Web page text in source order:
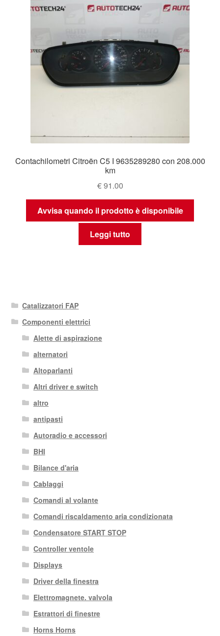
Contachilometri Citroën C5 I 9635289280 con 208.000
km
€91.00
Avvisa quando il prodotto è disponibile
Leggi tutto
Catalizzatori FAP
Componenti elettrici
Alette di aspirazione
alternatori
Altoparlanti
Altri driver e switch
altro
antipasti
Autoradio e accessori
BHI
Bilance d'aria
Cablaggi
Comandi al volante
Comandi riscaldamento aria condizionata
Condensatore START STOP
Controller ventole
Displays
Driver della finestra
Elettromagnete. valvola
Estrattori di finestre
Horns Horns